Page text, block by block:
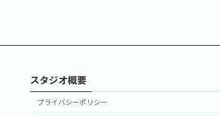
スタジオ概要
プライバシーポリシー